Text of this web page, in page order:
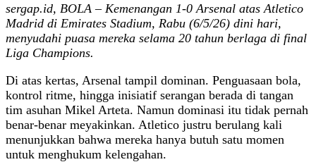
sergap.id, BOLA – Kemenangan 1-0 Arsenal atas Atletico
Madrid di Emirates Stadium, Rabu (6/5/26) dini hari,
menyudahi puasa mereka selama 20 tahun berlaga di final
Liga Champions.
Di atas kertas, Arsenal tampil dominan. Penguasaan bola,
kontrol ritme, hingga inisiatif serangan berada di tangan
tim asuhan Mikel Arteta. Namun dominasi itu tidak pernah
benar-benar meyakinkan. Atletico justru berulang kali
menunjukkan bahwa mereka hanya butuh satu momen
untuk menghukum kelengahan.